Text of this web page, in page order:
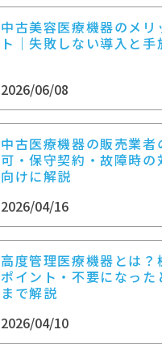
中古美容医療機器のメリ
ト｜失敗しない導入と手
2026/06/08
中古医療機器の販売業者
可・保守契約・故障時の
向けに解説
2026/04/16
高度管理医療機器とは？
ポイント・不要になった
まで解説
2026/04/10